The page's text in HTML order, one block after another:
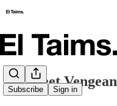
Subscribe Sign in
🗞️ Sweet